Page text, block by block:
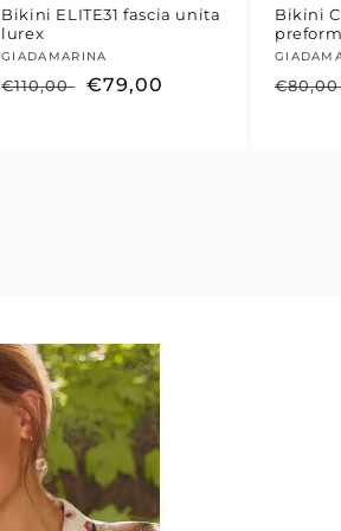
Bikini ELITE31 fascia unita
lurex
Fornitore:
GIADAMARINA
Prezzo
€110,00
Prezzo
€79,00
Bikini